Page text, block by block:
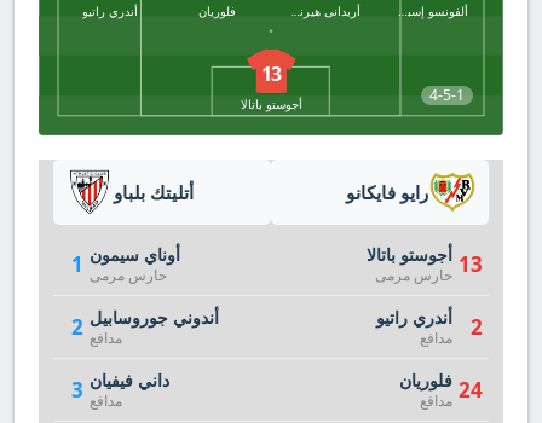
4-5-1
فلوريان أندري راتيو
13
أجوستو باتالا
أتليتك بلباو
1 أوناي سيمون
حارس مرمى
2 أندوني جوروسابيل
مدافع
3 داني فيفيان
مدافع
رايو فايكانو
13 أجوستو باتالا
حارس مرمى
2 أندري راتيو
مدافع
24 فلوريان
مدافع